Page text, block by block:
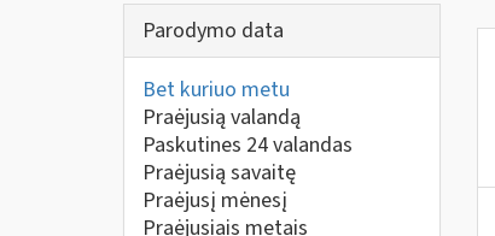
Parodymo data
Bet kuriuo metu
Praėjusią valandą
Paskutines 24 valandas
Praėjusią savaitę
Praėjusį mėnesį
Praėjusiais metais